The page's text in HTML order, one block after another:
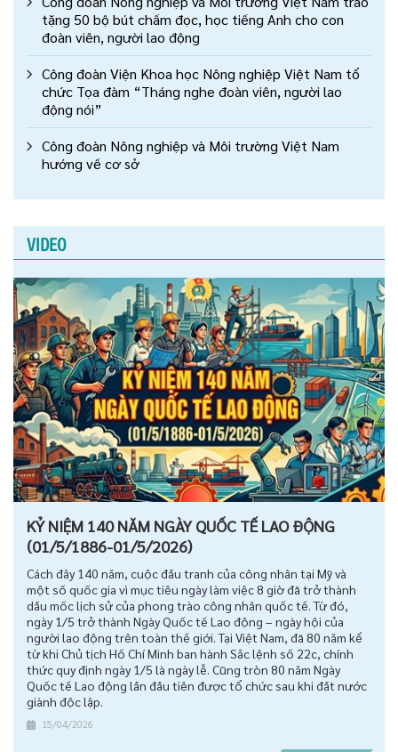
tặng 50 bộ bút chấm đọc, học tiếng Anh cho con
đoàn viên, người lao động
Công đoàn Viện Khoa học Nông nghiệp Việt Nam tổ
chức Tọa đàm “Tháng nghe đoàn viên, người lao
động nói”
Công đoàn Nông nghiệp và Môi trường Việt Nam
hướng về cơ sở
VIDEO
KỶ NIỆM 140 NĂM NGÀY QUỐC TẾ LAO ĐỘNG
(01/5/1886-01/5/2026)
Cách đây 140 năm, cuộc đấu tranh của công nhân tại Mỹ và
một số quốc gia vì mục tiêu ngày làm việc 8 giờ đã trở thành
dấu mốc lịch sử của phong trào công nhân quốc tế. Từ đó,
ngày 1/5 trở thành Ngày Quốc tế Lao động – ngày hội của
người lao động trên toàn thế giới. Tại Việt Nam, đã 80 năm kể
từ khi Chủ tịch Hồ Chí Minh ban hành Sắc lệnh số 22c, chính
thức quy định ngày 1/5 là ngày lễ. Cũng tròn 80 năm Ngày
Quốc tế Lao động lần đầu tiên được tổ chức sau khi đất nước
giành độc lập.
15/04/2026